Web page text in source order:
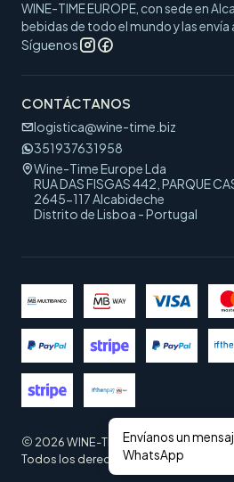
WINE-TIME EUROPE, con sede en
bebidas de todo el mundo y las envía
Síguenos
CONTÁCTANOS
logistica@wine-time.biz
351937631958
Wine-Time Europe Lda
RUA DAS FISGAS 442, PARQUE
2645-117 Alcabideche
Distrito de Lisboa - Portugal
2026 WINE-TIME EUROPE.
Todos los derechos reservados.
Envíanos un
WhatsApp